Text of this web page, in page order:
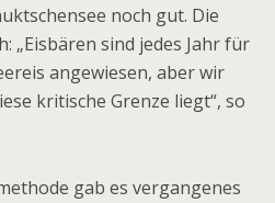
noch gut. Die
„Eisbären sind jedes Jahr für
angewiesen, aber wir
kritische Grenze liegt“, so
gab es vergangenes